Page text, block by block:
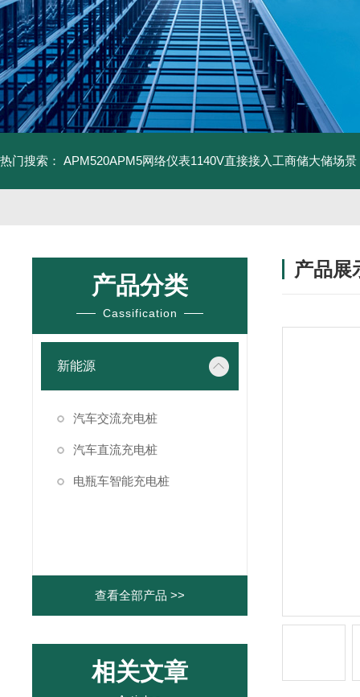
热门搜索： APM520APM5网络仪表1140V直接接入工商储大储场景
产品分类
Cassification
新能源
汽车交流充电桩
汽车直流充电桩
电瓶车智能充电桩
查看全部产品 >>
相关文章
产品展